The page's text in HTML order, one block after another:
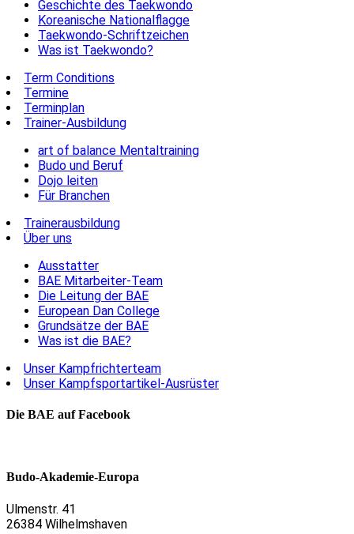
Geschichte des Taekwondo
Koreanische Nationalflagge
Taekwondo-Schriftzeichen
Was ist Taekwondo?
Term Conditions
Termine
Terminplan
Trainer-Ausbildung
art of balance Mentaltraining
Budo und Beruf
Dojo leiten
Für Branchen
Trainerausbildung
Über uns
Ausstatter
BAE Mitarbeiter-Team
Die Leitung der BAE
European Dan College
Grundsätze der BAE
Was ist die BAE?
Unser Kampfrichterteam
Unser Kampfsportartikel-Ausrüster
Die BAE auf Facebook
Budo-Akademie-Europa
Ulmenstr. 41
26384 Wilhelmshaven